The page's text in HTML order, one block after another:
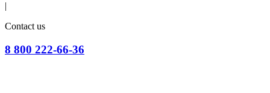
|
Contact us
8 800 222-66-36